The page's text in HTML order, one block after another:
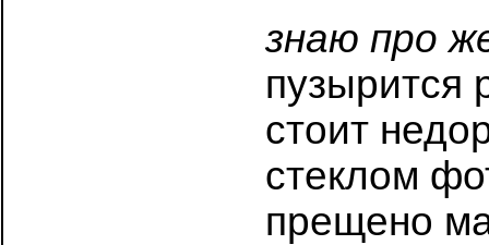
знаю про
пузырится
стоит
стеклом
прещено